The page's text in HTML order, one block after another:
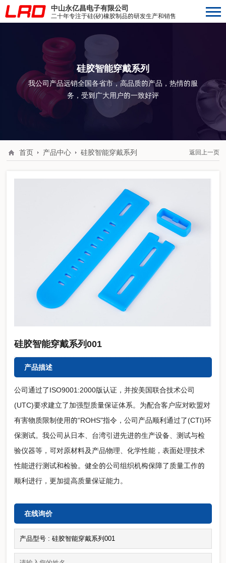
中山永亿昌电子有限公司
二十年专注于硅(矽)橡胶制品的研发生产和销售
硅胶智能穿戴系列
我公司产品远销全国各省市，高品质的产品，热情的服
务，受到广大用户的一致好评
返回上一页
首页 产品中心 硅胶智能穿戴系列
硅胶智能穿戴系列001
产品描述
公司通过了ISO9001:2000版认证，并按美国联合技术公司
(UTC)要求建立了加强型质量保证体系。为配合客户应对欧盟对
有害物质限制使用的“ROHS"指令，公司产品顺利通过了(CTI)环
保测试。我公司从日本、台湾引进先进的生产设备、测试与检
验仪器等，可对原材料及产品物理、化学性能，表面处理技术
性能进行测试和检验。健全的公司组织机构保障了质量工作的
顺利进行，更加提高质量保证能力。
在线询价